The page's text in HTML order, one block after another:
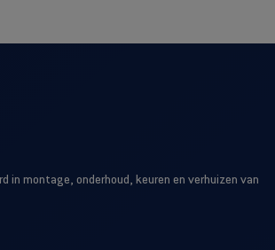
in montage, onderhoud, keuren en verhuizen van